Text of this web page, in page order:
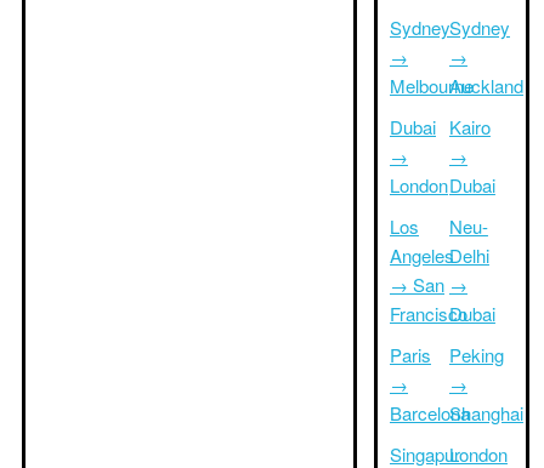
Sydney
→
Melbourne
Dubai
→
London
Los
Angeles
→ San
Francisco
Paris
→
Barcelona
Singapur
Sydney
→
Auckland
Kairo
→
Dubai
Neu-
Delhi
→
Dubai
Peking
→
Shanghai
London